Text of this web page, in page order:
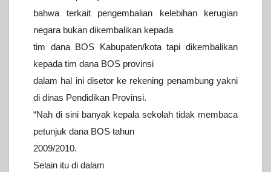
bahwa terkait pengembalian kelebihan kerugian
negara bukan dikembalikan kepada
tim dana BOS Kabupaten/kota tapi dikembalikan
kepada tim dana BOS provinsi
dalam hal ini disetor ke rekening penambung yakni
di dinas Pendidikan Provinsi.
“Nah di sini banyak kepala sekolah tidak membaca
petunjuk dana BOS tahun
2009/2010.
Selain itu di dalam